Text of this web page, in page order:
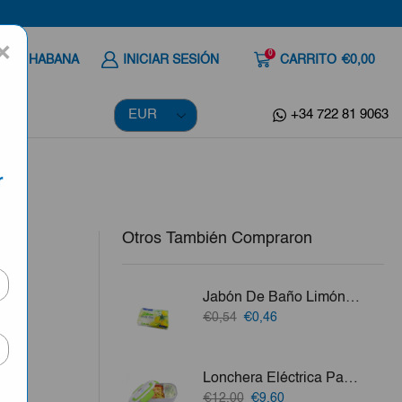
A LA HABANA INICIAR SESIÓN 0 CARRITO €0,00
+34 722 81 9063
Otros También Compraron
Jabón De Baño Limón Doxa 125g
€0,54 El
€0,54.
€0,46El
€0,46.
Lonchera Eléctrica Para Calentar Alimento
€12,00 El
€9,60El